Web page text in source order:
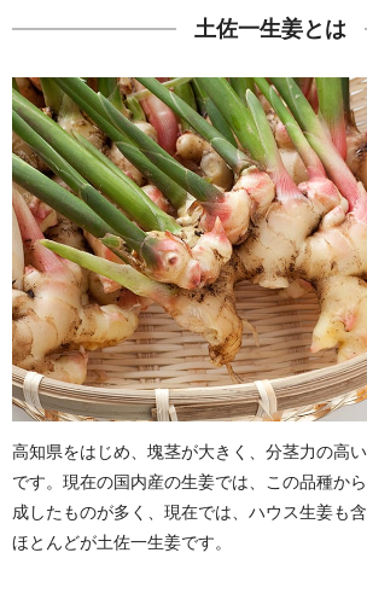
土佐一生姜とは
高知県をはじめ、塊茎が大きく、分茎力の高
です。現在の国内産の生姜では、この品種か
成したものが多く、現在では、ハウス生姜も
ほとんどが土佐一生姜です。